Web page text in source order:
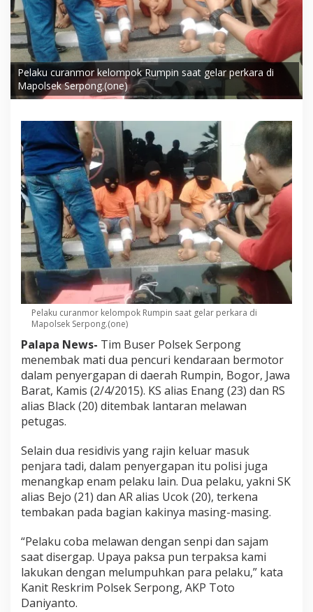
Pelaku curanmor kelompok Rumpin saat gelar perkara di
Mapolsek Serpong.(one)
Pelaku curanmor kelompok Rumpin saat gelar perkara di
Mapolsek Serpong.(one)
Palapa News- Tim Buser Polsek Serpong
menembak mati dua pencuri kendaraan bermotor
dalam penyergapan di daerah Rumpin, Bogor, Jawa
Barat, Kamis (2/4/2015). KS alias Enang (23) dan RS
alias Black (20) ditembak lantaran melawan
petugas.
Selain dua residivis yang rajin keluar masuk
penjara tadi, dalam penyergapan itu polisi juga
menangkap enam pelaku lain. Dua pelaku, yakni SK
alias Bejo (21) dan AR alias Ucok (20), terkena
tembakan pada bagian kakinya masing-masing.
“Pelaku coba melawan dengan senpi dan sajam
saat disergap. Upaya paksa pun terpaksa kami
lakukan dengan melumpuhkan para pelaku,” kata
Kanit Reskrim Polsek Serpong, AKP Toto
Daniyanto.